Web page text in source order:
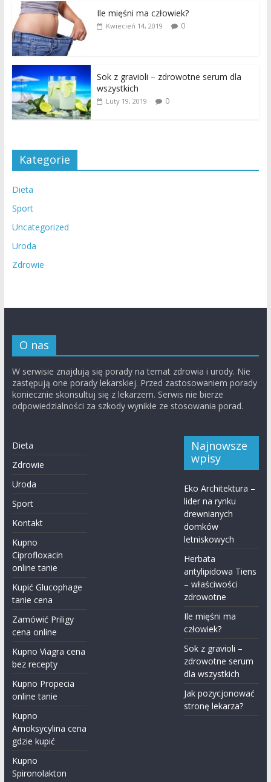
Ile mięśni ma człowiek?
Kwiecień 14, 2019 0
Sok z gravioli – zdrowotne serum dla
wszystkich
Luty 19, 2019 0
Kategorie
Dieta
Sport
Uncategorized
Uroda
Zdrowie
O nas
W serwisie znajdują się porady na temat zdrowia i urody. Nie
zastępują one porady lekarskiej. Przed zastosowaniem porady
koniecznie skonsultuj się z lekarzem. Serwis nie bierze
odpowiedzialności za szkody wynikłe ze stosowania porad.
Dieta
Zdrowie
Uroda
Sport
Kontakt
Kupno
Ciprofloxacin
online tanie
Kupić Glucophage
tanie cena
Zamówić Priligy
cena online
Kupno Viagra cena
bez recepty
Kupno Propecia
online tanie
Kupno
Amoksycylina​ cena
gdzie kupić
Kupno
Spironolakton
Najnowsze
wpisy
Eko Architektura –
lider na rynku
drewnianych
domków
letniskowych
Herbata
antylipidowa Tiens
– właściwości
zdrowotne
Ile mięśni ma
człowiek?
Sok z gravioli –
zdrowotne serum
dla wszystkich
Jak pozycjonować
stronę lekarza?